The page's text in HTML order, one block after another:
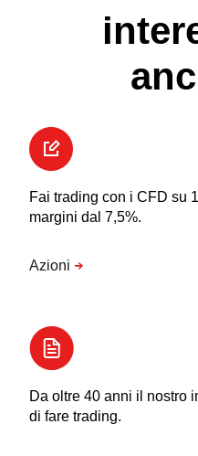
Fai trading con i CFD su
margini dal 7,5%.
Da oltre 40 anni il nostro
di fare trading.